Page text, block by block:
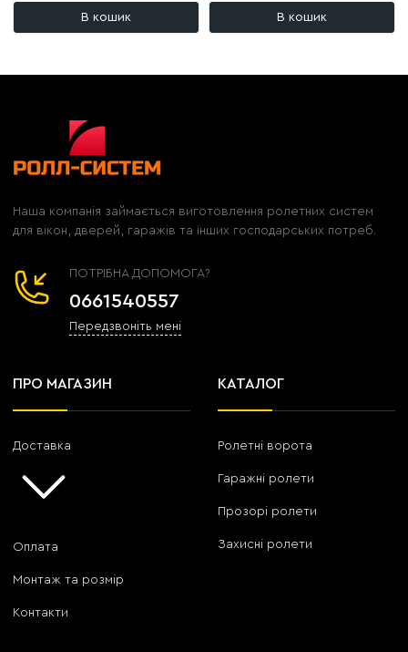
В кошик В кошик
Наша компанія займається виготовлення ролетних систем
для вікон, дверей, гаражів та інших господарських потреб.
ПОТРІБНА ДОПОМОГА?
0661540557
Передзвоніть мені
ПРО МАГАЗИН
Доставка
Оплата
Монтаж та розмір
Контакти
КАТАЛОГ
Ролетні ворота
Гаражні ролети
Прозорі ролети
Захисні ролети